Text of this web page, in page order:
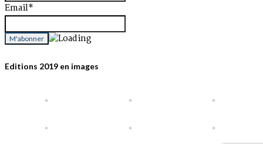
Email*
Editions 2019 en images